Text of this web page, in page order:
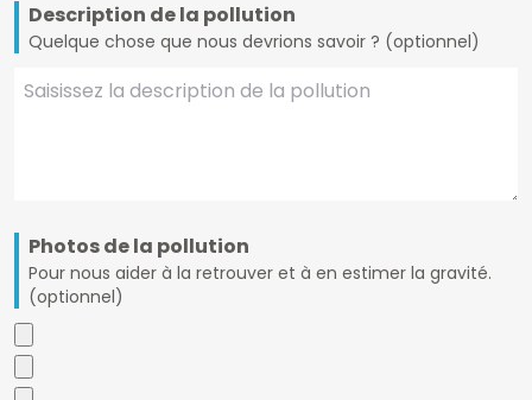
Description de la pollution
Quelque chose que nous devrions savoir ? (optionnel)
Photos de la pollution
Pour nous aider à la retrouver et à en estimer la gravité.
(optionnel)